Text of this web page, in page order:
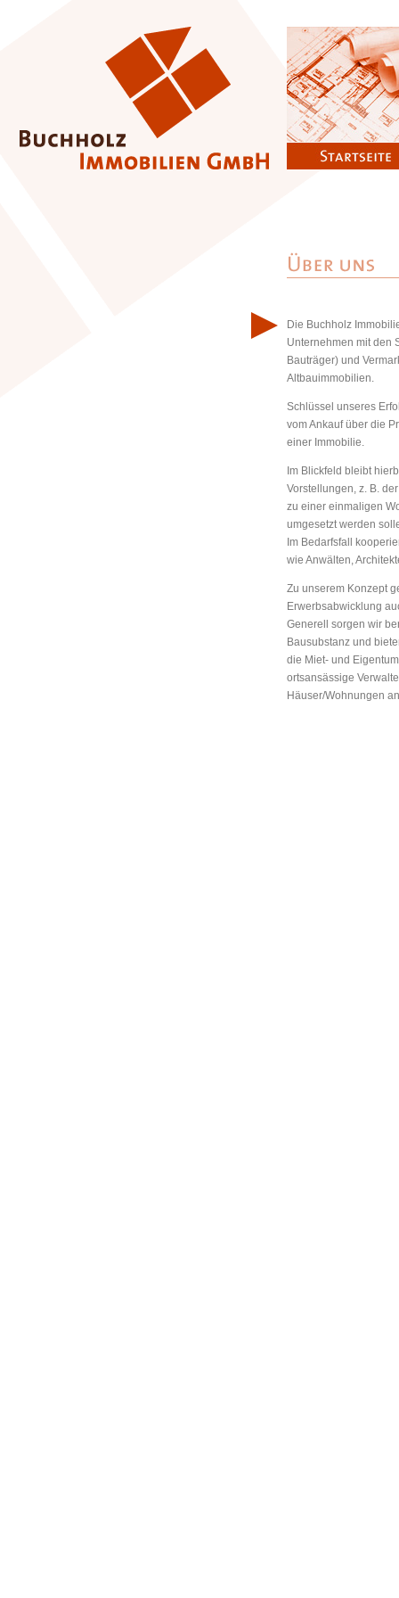
Die Buchholz
Unternehmen mit den
Bauträger) und
Altbauimmobilien.
Schlüssel unseres
vom Ankauf über die
einer Immobilie.
Im Blickfeld bleibt
Vorstellungen, z. B.
zu einer einmaligen
umgesetzt werden
Im Bedarfsfall
wie Anwälten,
Zu unserem Konzept
Erwerbsabwicklung
Generell sorgen wir
Bausubstanz und
die Miet- und
ortsansässige
Häuser/Wohnungen